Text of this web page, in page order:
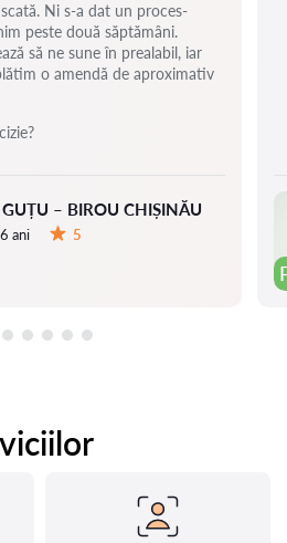
– BIROU CHIȘINĂU
ani
5
Ni s-a dat un proces-
peste două săptămâni.
să ne sune în prealabil, iar
o amendă de aproximativ